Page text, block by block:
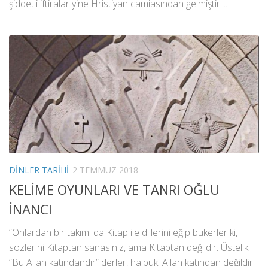
şiddetli iftiralar yine Hristiyan camiasından gelmiştir....
DINLER TARIHI 2 TEMMUZ 2018
KELİME OYUNLARI VE TANRI OĞLU
İNANCI
“Onlardan bir takımı da Kitap ile dillerini eğip bükerler ki,
sözlerini Kitaptan sanasınız, ama Kitaptan değildir. Üstelik
“Bu Allah katındandır” derler, halbuki Allah katından değildir.